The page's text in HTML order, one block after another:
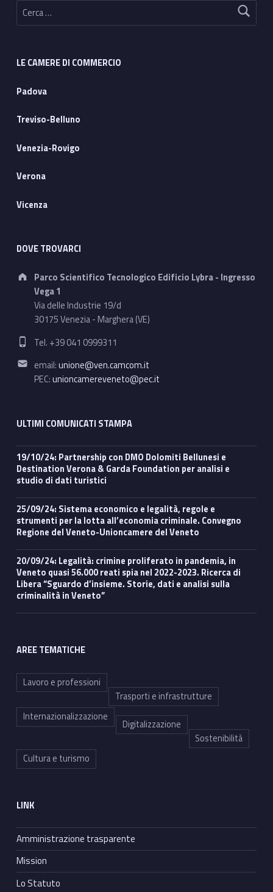
LE CAMERE DI COMMERCIO
Padova
Treviso-Belluno
Venezia-Rovigo
Verona
Vicenza
DOVE TROVARCI
Address:
Parco Scientifico Tecnologico Edificio Lybra - Ingresso
Vega 1
Via delle Industrie 19/d
30175 Venezia - Marghera (VE)
Phone number:
Tel. +39 041 0999311
Email address:
email:unione@ven.camcom.it
PEC:unioncamereveneto@pec.it
ULTIMI COMUNICATI STAMPA
19/10/24: Partnership con DMO Dolomiti Bellunesi e
Destination Verona & Garda Foundation per analisi e
studio di dati turistici
25/09/24: Sistema economico e legalità, regole e
strumenti per la lotta all’economia criminale. Convegno
Regione del Veneto-Unioncamere del Veneto
20/09/24: Legalità: crimine proliferato in pandemia, in
Veneto quasi 56.000 reati spia nel 2022-2023. Ricerca di
Libera “Sguardo d’insieme. Storie, dati e analisi sulla
criminalità in Veneto”
AREE TEMATICHE
Lavoro e professioni
Trasporti e infrastrutture
Internazionalizzazione
Digitalizzazione
Sostenibilità
Cultura e turismo
LINK
Amministrazione trasparente
Mission
Lo Statuto